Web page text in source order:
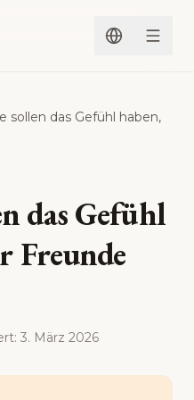
sollen das Gefühl haben,
das Gefühl
Freunde
: 3. März 2026